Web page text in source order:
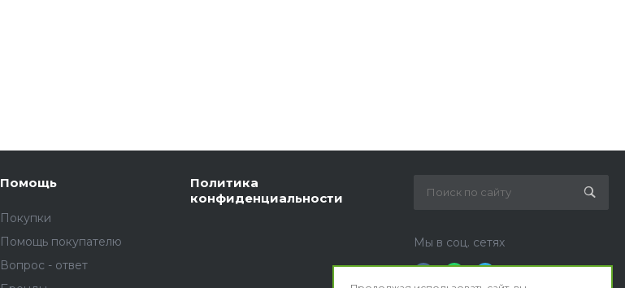
Помощь
Покупки
Помощь покупателю
Вопрос - ответ
Политика
конфиденциальности
Мы в соц. сетях